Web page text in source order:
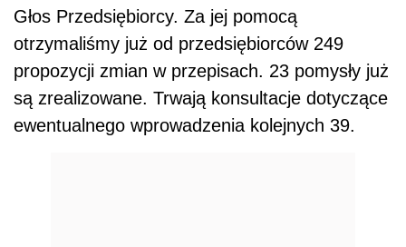
Głos Przedsiębiorcy. Za jej pomocą
otrzymaliśmy już od przedsiębiorców 249
propozycji zmian w przepisach. 23 pomysły już
są zrealizowane. Trwają konsultacje dotyczące
ewentualnego wprowadzenia kolejnych 39.